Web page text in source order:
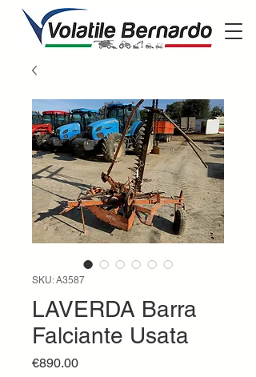
SKU: A3587
LAVERDA Barra
Falciante Usata
€890.00Price